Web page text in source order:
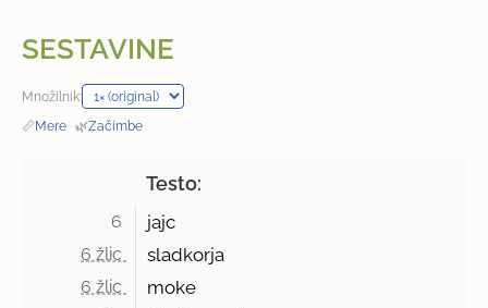
SESTAVINE
Množilnik:
📏Mere · 🌿Začimbe
Testo:
6 jajc
6 žlic sladkorja
6 žlic moke